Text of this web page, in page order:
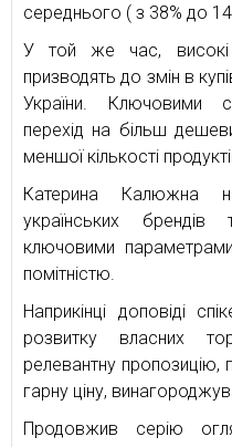
середнього ( з 38% до
У той же час, високі
призводять до змін в
України. Ключовими
перехід на більш
меншої кількості
Катерина Калюжна
українських
ключовими
помітністю.
Наприкінці доповіді
розвитку власних
релевантну пропозицію,
гарну ціну,
Продовжив серію